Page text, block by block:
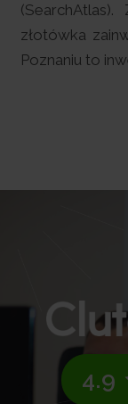
złotówka
Poznaniu to
4.9